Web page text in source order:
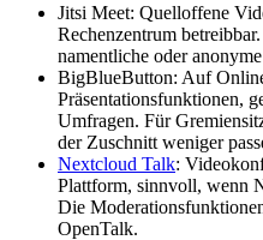
Jitsi Meet: Quelloffene
Rechenzentrum
namentliche oder
BigBlueButton: Auf
Präsentationsfunktionen,
Umfragen. Für
der Zuschnitt weniger
Nextcloud Talk:
Plattform, sinnvoll, wenn
Die
OpenTalk.